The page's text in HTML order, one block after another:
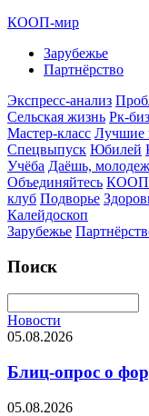
КООП-мир
Зарубежье
Партнёрство
Экспресс-анализ
Сельская жизнь Рк-
Мастер-класс Лучшие
Спецвыпуск Юбилей
Учёба Даёшь,
Объединяйтесь КООП-
клуб Подворье
Калейдоскоп
Зарубежье
Поиск
Новости
05.08.2026
Блиц-опрос о
05.08.2026